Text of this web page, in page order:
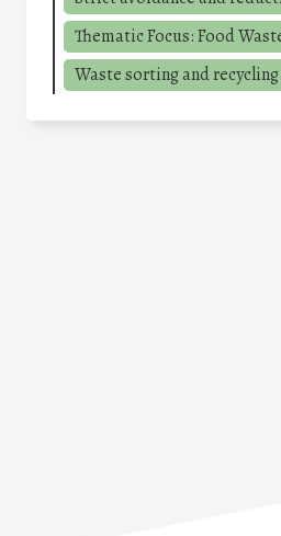
Thematic Focus: Food
Waste sorting and recycling